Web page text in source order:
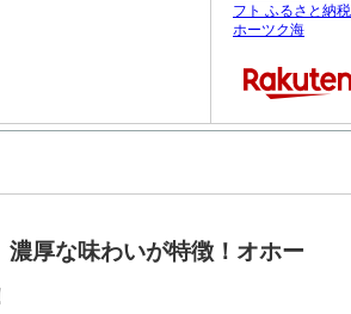
フト ふるさと納
ホーツク海
濃厚な味わいが特徴！オホー